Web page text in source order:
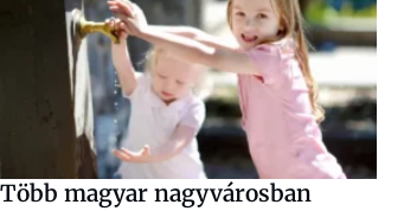
Több magyar nagyvárosban